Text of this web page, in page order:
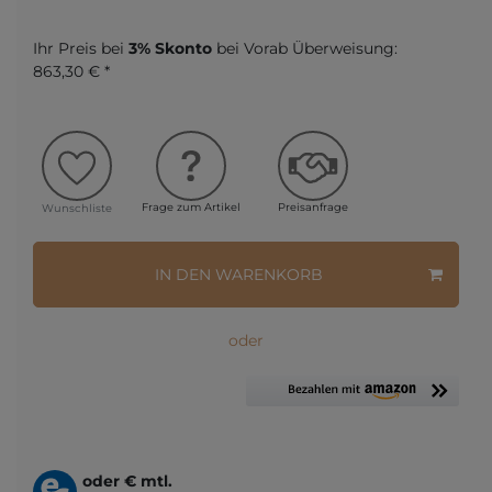
Ihr Preis bei 3% Skonto bei Vorab Überweisung:
863,30 € *
Wunschliste Frage zum Artikel Preisanfrage
IN DEN WARENKORB
oder
oder € mtl.